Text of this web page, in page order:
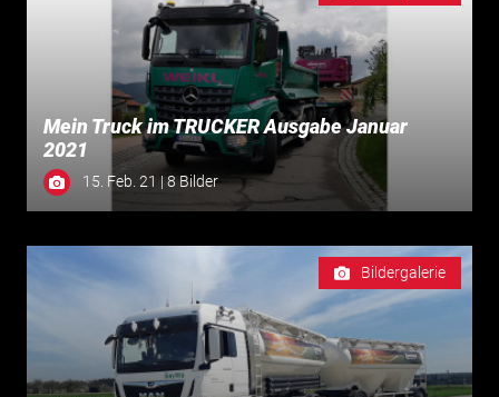
Mein Truck im TRUCKER Ausgabe Januar
2021
15. Feb. 21 | 8 Bilder
Bildergalerie